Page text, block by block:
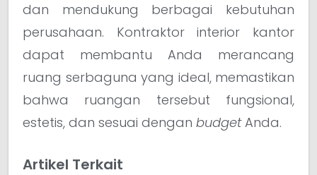
dan mendukung berbagai kebutuhan
perusahaan. Kontraktor interior kantor
dapat membantu Anda merancang
ruang serbaguna yang ideal, memastikan
bahwa ruangan tersebut fungsional,
estetis, dan sesuai dengan budgetAnda.
Artikel Terkait